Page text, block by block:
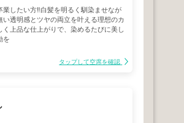
業したい方‼︎白髪を明るく馴染ませなが
い透明感とツヤの両立を叶える理想のカ
く上品な仕上がりで、染めるたびに美し
を
タップして空席を確認